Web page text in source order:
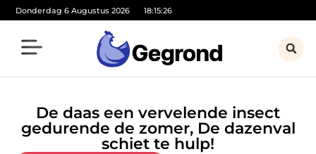
Donderdag 6 Augustus 2026 18:15:28
De daas een vervelende insect
gedurende de zomer, De dazenval
schiet te hulp!